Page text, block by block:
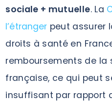
sociale + mutuelle. La
l’étranger peut assurer
droits à santé en
remboursements de la
française, ce qui peut
insuffisant par rapport